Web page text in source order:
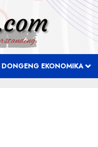
DONGENG EKONOMIKA